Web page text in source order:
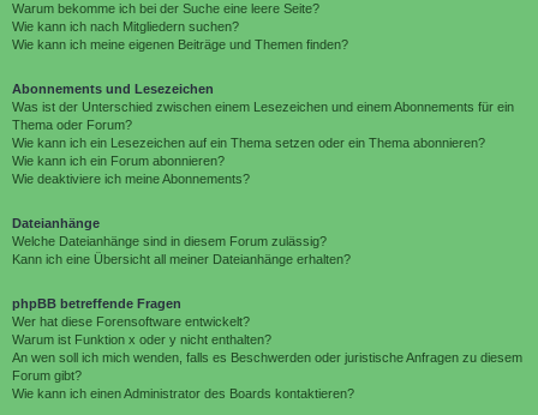
Warum bekomme ich bei der Suche eine leere Seite?
Wie kann ich nach Mitgliedern suchen?
Wie kann ich meine eigenen Beiträge und Themen finden?
Abonnements und Lesezeichen
Was ist der Unterschied zwischen einem Lesezeichen und einem Abonnements für ein
Thema oder Forum?
Wie kann ich ein Lesezeichen auf ein Thema setzen oder ein Thema abonnieren?
Wie kann ich ein Forum abonnieren?
Wie deaktiviere ich meine Abonnements?
Dateianhänge
Welche Dateianhänge sind in diesem Forum zulässig?
Kann ich eine Übersicht all meiner Dateianhänge erhalten?
phpBB betreffende Fragen
Wer hat diese Forensoftware entwickelt?
Warum ist Funktion x oder y nicht enthalten?
An wen soll ich mich wenden, falls es Beschwerden oder juristische Anfragen zu diesem
Forum gibt?
Wie kann ich einen Administrator des Boards kontaktieren?